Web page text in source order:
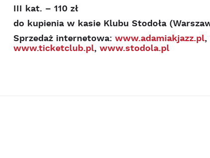
III kat. – 110 zł
do kupienia w kasie Klubu Stodoła
Sprzedaż internetowa: www.adamiakjazz.pl,
www.ticketclub.pl, www.stodola.pl